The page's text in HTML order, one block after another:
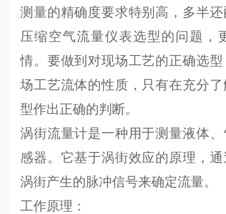
测量的精确度要求特别高，多半
压缩空气流量仪表选型的问题，
情。要做到对现场工艺的正确选
场工艺流体的性质，只有在充分
型作出正确的判断。
涡街流量计是一种用于测量液体
感器。它基于涡街效应的原理，
涡街产生的脉冲信号来确定流量。
工作原理：